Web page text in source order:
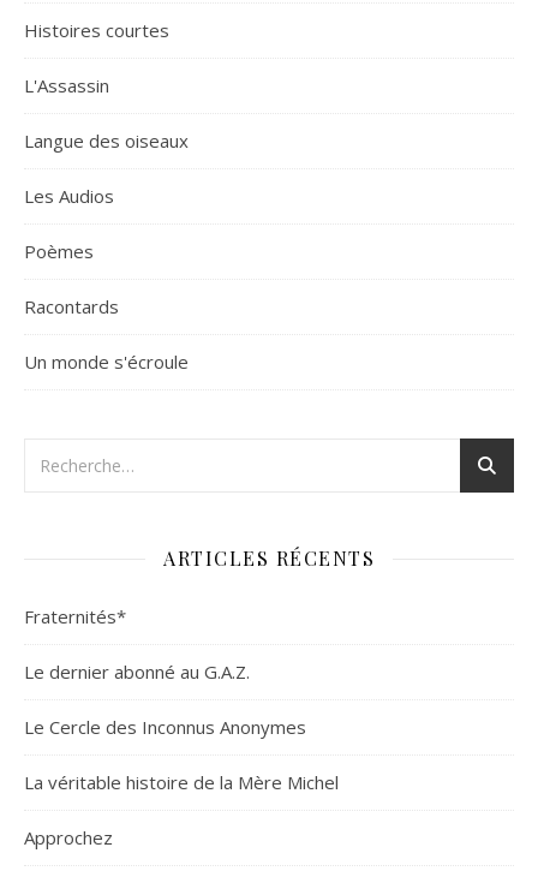
Histoires courtes
L'Assassin
Langue des oiseaux
Les Audios
Poèmes
Racontards
Un monde s'écroule
ARTICLES RÉCENTS
Fraternités*
Le dernier abonné au G.A.Z.
Le Cercle des Inconnus Anonymes
La véritable histoire de la Mère Michel
Approchez